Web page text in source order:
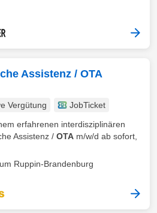
Assistenz / OTA
Vergütung
JobTicket
erfahrenen interdisziplinären
Assistenz / OTA m/w/d ab sofort,
Ruppin-Brandenburg